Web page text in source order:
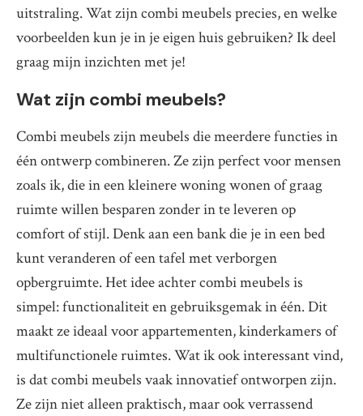
uitstraling. Wat zijn combi meubels precies, en welke
voorbeelden kun je in je eigen huis gebruiken? Ik deel
graag mijn inzichten met je!
Wat zijn combi meubels?
Combi meubels zijn meubels die meerdere functies in
één ontwerp combineren. Ze zijn perfect voor mensen
zoals ik, die in een kleinere woning wonen of graag
ruimte willen besparen zonder in te leveren op
comfort of stijl. Denk aan een bank die je in een bed
kunt veranderen of een tafel met verborgen
opbergruimte. Het idee achter combi meubels is
simpel: functionaliteit en gebruiksgemak in één. Dit
maakt ze ideaal voor appartementen, kinderkamers of
multifunctionele ruimtes. Wat ik ook interessant vind,
is dat combi meubels vaak innovatief ontworpen zijn.
Ze zijn niet alleen praktisch, maar ook verrassend